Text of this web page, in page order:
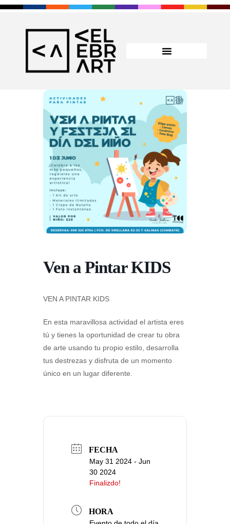
Ven a Pintar KIDS
VEN A PINTAR KIDS
En esta maravillosa actividad el artista eres
tú y tienes la oportunidad de crear tu obra
de arte usando tu propio estilo, desarrolla
tus destrezas y disfruta de un momento
único en un lugar diferente.
FECHA
May 31 2024 - Jun
30 2024
Finalizdo!
HORA